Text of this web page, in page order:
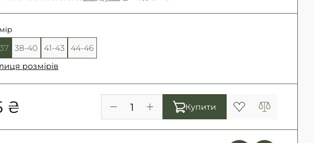
38-40 41-43
44-46
розмірів
₴ Купити